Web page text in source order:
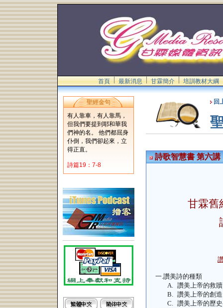
首頁 最新消息 甘霖簡介 培訓教材大綱
聖經金句
有人靠車，有人靠馬，
但我們要提到耶和華我
們神的名。 他們都屈身
仆倒，我們卻起來，立
得正直。
詩篇19：7-8
回
詩歌智慧書 第六講
甘霖舊
一.讚美詩的種類
A. 讚美上帝的救
B. 讚美上帝的創
C. 讚美上帝的歷